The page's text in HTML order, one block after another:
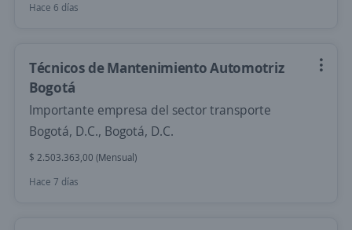
Hace 6 días
Técnicos de Mantenimiento Automotriz
Bogotá
Importante empresa del sector transporte
Bogotá, D.C., Bogotá, D.C.
$ 2.503.363,00 (Mensual)
Hace 7 días